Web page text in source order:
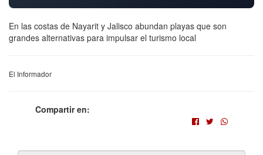
En las costas de Nayarit y Jalisco abundan playas que son
grandes alternativas para impulsar el turismo local
El Informador
Compartir en: